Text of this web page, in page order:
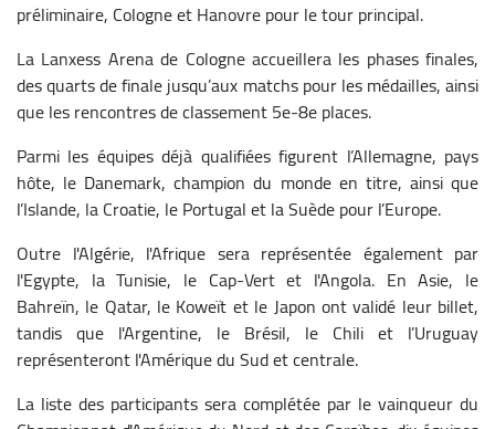
préliminaire, Cologne et Hanovre pour le tour principal.
La Lanxess Arena de Cologne accueillera les phases finales,
des quarts de finale jusqu’aux matchs pour les médailles, ainsi
que les rencontres de classement 5e-8e places.
Parmi les équipes déjà qualifiées figurent l’Allemagne, pays
hôte, le Danemark, champion du monde en titre, ainsi que
l’Islande, la Croatie, le Portugal et la Suède pour l’Europe.
Outre l'Algérie, l'Afrique sera représentée également par
l'Egypte, la Tunisie, le Cap-Vert et l'Angola. En Asie, le
Bahreïn, le Qatar, le Koweït et le Japon ont validé leur billet,
tandis que l'Argentine, le Brésil, le Chili et l’Uruguay
représenteront l'Amérique du Sud et centrale.
La liste des participants sera complétée par le vainqueur du